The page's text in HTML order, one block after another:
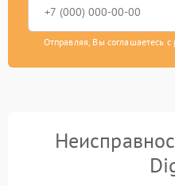
Отправляя, Вы соглашаетесь с